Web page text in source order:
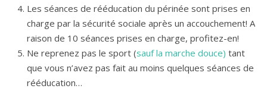
Les séances de rééducation du périnée sont prises en
charge par la sécurité sociale après un accouchement! A
raison de 10 séances prises en charge, profitez-en!
Ne reprenez pas le sport (sauf la marche douce) tant
que vous n’avez pas fait au moins quelques séances de
rééducation…